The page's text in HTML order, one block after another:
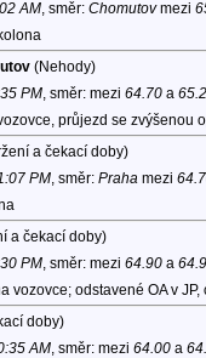
AM, směr: Chomutovmezi
(Nehody)
PM, směr: mezi 64.70a
průjezd se zvýšenou
a čekací doby)
PM, směr: Praha mezi
a čekací doby)
PM, směr: mezi 64.90a
odstavené OA v
doby)
AM, směr: mezi 64.00a